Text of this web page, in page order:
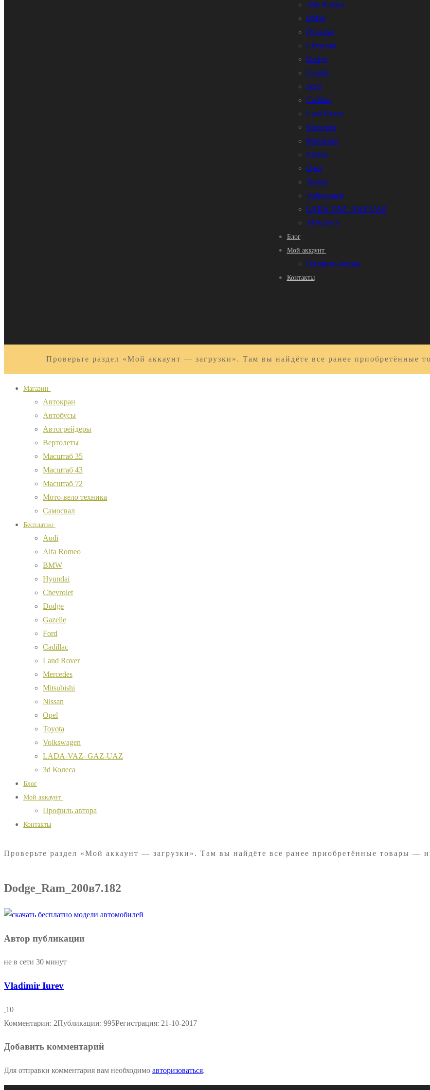
Alfa Romeo
BMW
Hyundai
Chevrolet
Dodge
Gazelle
Ford
Cadillac
Land Rover
Mercedes
Mitsubishi
Nissan
Opel
Toyota
Volkswagen
LADA-VAZ- GAZ-UAZ
3d Колеса
Блог
Мой аккаунт
Профиль автора
Контакты
Проверьте раздел «Мой аккаунт — загрузки». Там вы найдёте все ранее приобретённые
Магазин
Автокран
Автобусы
Автогрейдеры
Вертолеты
Масштаб 35
Масштаб 43
Масштаб 72
Мото-вело техника
Самосвал
Бесплатно
Audi
Alfa Romeo
BMW
Hyundai
Chevrolet
Dodge
Gazelle
Ford
Cadillac
Land Rover
Mercedes
Mitsubishi
Nissan
Opel
Toyota
Volkswagen
LADA-VAZ- GAZ-UAZ
3d Колеса
Блог
Мой аккаунт
Профиль автора
Контакты
Проверьте раздел «Мой аккаунт — загрузки». Там вы найдёте все ранее приобретённые товары —
Dodge_Ram_200в7.182
Автор публикации
не в сети 30 минут
Vladimir Iurev
10
Комментарии: 2Публикации: 995Регистрация: 21-10-2017
Добавить комментарий
Для отправки комментария вам необходимо авторизоваться.